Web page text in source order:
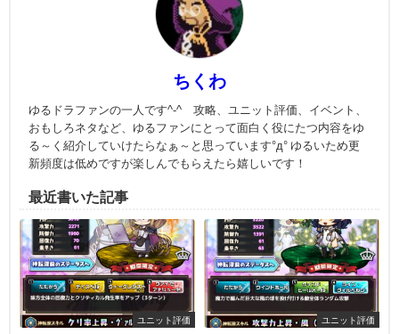
ちくわ
ゆるドラファンの一人です^-^ 攻略、ユニット評価、イベント、
おもしろネタなど、ゆるファンにとって面白く役にたつ内容をゆ
る～く紹介していけたらなぁ～と思っています°д° ゆるいため更
新頻度は低めですが楽しんでもらえたら嬉しいです！
最近書いた記事
ユニット評価 ユニット評価